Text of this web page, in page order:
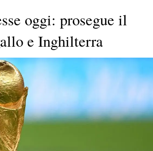
oggi: prosegue il
e Inghilterra